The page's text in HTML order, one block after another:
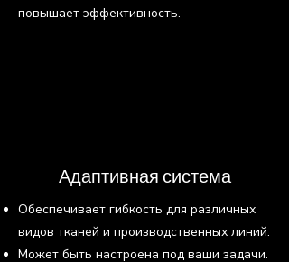
повышает эффективность.
Адаптивная система
Обеспечивает гибкость для различных
видов тканей и производственных линий.
Может быть настроена под ваши задачи.